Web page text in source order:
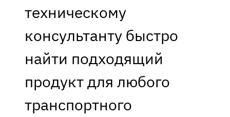
техническому
консультанту быстро
найти подходящий
продукт для любого
транспортного